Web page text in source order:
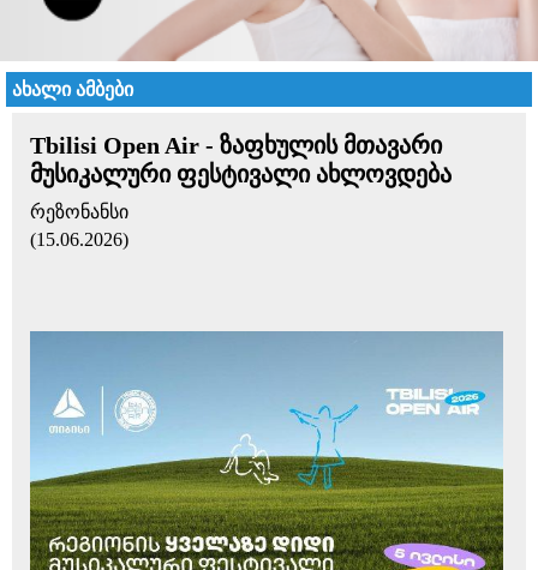
ახალი ამბები
Tbilisi Open Air - ზაფხულის მთავარი
მუსიკალური ფესტივალი ახლოვდება
რეზონანსი
(15.06.2026)